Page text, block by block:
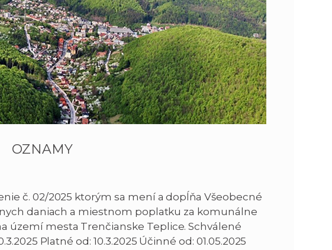
n
i
e
e
x
t
OZNAMY
č. 02/2025 ktorým sa mení a dopĺňa Všeobecné
daniach a miestnom poplatku za komunálne
území mesta Trenčianske Teplice. Schválené
Platné od: 10.3.2025 Účinné od: 01.05.2025